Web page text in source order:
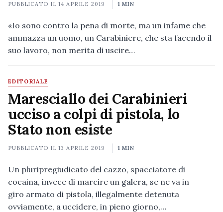
PUBBLICATO IL14 APRILE 2019 1 MIN
«Io sono contro la pena di morte, ma un infame che
ammazza un uomo, un Carabiniere, che sta facendo il
suo lavoro, non merita di uscire…
EDITORIALE
Maresciallo dei Carabinieri
ucciso a colpi di pistola, lo
Stato non esiste
PUBBLICATO IL13 APRILE 2019 1 MIN
Un pluripregiudicato del cazzo, spacciatore di
cocaina, invece di marcire un galera, se ne va in
giro armato di pistola, illegalmente detenuta
ovviamente, a uccidere, in pieno giorno,…